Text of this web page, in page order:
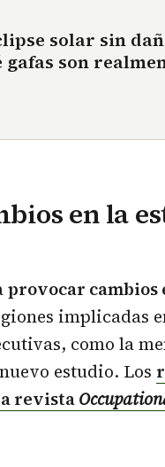
solar sin
gafas son
en la
provocar
implicadas
como la
estudio. Los
revista